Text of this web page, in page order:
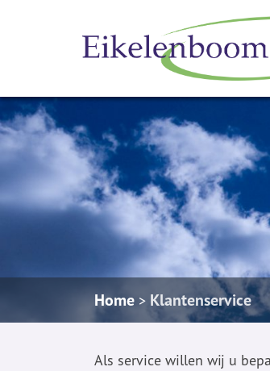
Home > Klantenservice
Als service willen wij u